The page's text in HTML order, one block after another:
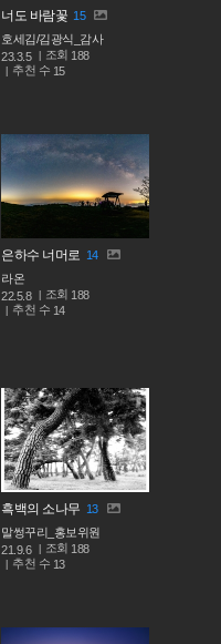
너도 바람꽃 15
호세김/김광식_감사
23.3.5
조회 188
추천 수 15
은하수 너머로
14
라온
22.5.8
조회 188
추천 수 14
흑백의 소나무 13
말썽꾸리_홍보위원
21.9.6
조회 188
추천 수 13